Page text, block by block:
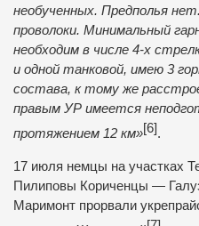
необученных. Предполья
проволоки. Минимальный
необходим в числе 4-х
и одной танковой, имею 3
состава, к тому же
правым УР имеется
протяжением 12 км»[6].
17 июля немцы на участках
Пилиповы Кориченцы —
Маримонт прорвали